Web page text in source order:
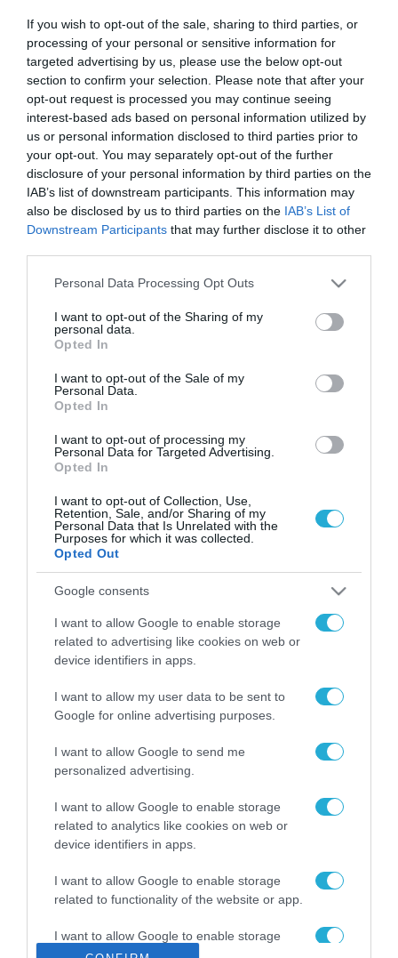
If you wish to opt-out of the sale, sharing to third parties, or
processing of your personal or sensitive information for
targeted advertising by us, please use the below opt-out
section to confirm your selection. Please note that after your
opt-out request is processed you may continue seeing
interest-based ads based on personal information utilized by
us or personal information disclosed to third parties prior to
your opt-out. You may separately opt-out of the further
disclosure of your personal information by third parties on the
IAB’s list of downstream participants. This information may
also be disclosed by us to third parties on the IAB’s List of
Downstream Participants that may further disclose it to other
Please note that this website/app uses one or more Google
not limited to your visit or usage behaviour. You may click to
grant or deny consent to Google and its third-party tags to
use your data for below specified purposes in below Google
consent section.
Personal Data Processing Opt Outs
I want to opt-out of the Sharing of my
personal data.
Opted In
I want to opt-out of the Sale of my
Personal Data.
Opted In
I want to opt-out of processing my
Personal Data for Targeted Advertising.
Opted In
I want to opt-out of Collection, Use,
Retention, Sale, and/or Sharing of my
Personal Data that Is Unrelated with the
Purposes for which it was collected.
Opted Out
Google consents
I want to allow Google to enable storage
related to advertising like cookies on web or
device identifiers in apps.
I want to allow my user data to be sent to
Google for online advertising purposes.
I want to allow Google to send me
personalized advertising.
I want to allow Google to enable storage
related to analytics like cookies on web or
device identifiers in apps.
I want to allow Google to enable storage
related to functionality of the website or app.
I want to allow Google to enable storage
related to personalization.
Κυριάκος Ποζρικίδης διαθέτει πολυετή
εμπειρία στη διοίκηση […]
ΡΟΗ ΕΙΔΗΣΕΩΝ
Το χρηματοδοτούμενο
από την ΕΕ έργο “The
Gaming Police”
ενισχύει την ασφάλεια
των παιδιών στο
διαδίκτυο
31.07.2026
ΑΑΔΕ: Διευκρινίσεις
για τα πρόστιμα σε
αφορούν τους ΦΗΜ
Σ. Καλαφάτης: «Η
Τεχνητή Νοημοσύνη
δεν είναι απλώς μια
μια νέα βιομηχανική
επανάσταση»
Νέος οδηγός του ΕΚΤ
των ελληνικών